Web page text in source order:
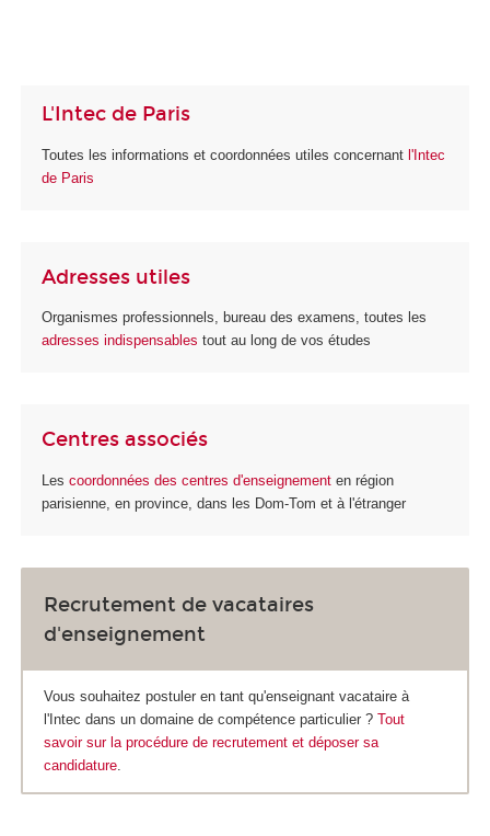
L'Intec de Paris
Toutes les informations et coordonnées utiles concernant l'Intec
de Paris
Adresses utiles
Organismes professionnels, bureau des examens, toutes les
adresses indispensables tout au long de vos études
Centres associés
Les coordonnées des centres d'enseignement en région
parisienne, en province, dans les Dom-Tom et à l'étranger
Recrutement de vacataires
d'enseignement
Vous souhaitez postuler en tant qu'enseignant vacataire à
l'Intec dans un domaine de compétence particulier ? Tout
savoir sur la procédure de recrutement et déposer sa
candidature.